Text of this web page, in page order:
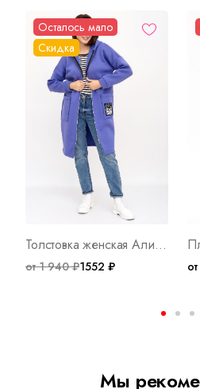
Осталось мало
Скидка
Толстовка женская Алина А Арт. 8798
от 1 940 ₽1552 ₽
Мы